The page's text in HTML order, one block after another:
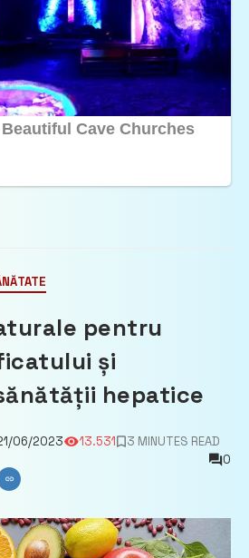
pentru
și
hepatice
06/2023 13.531
3 MINUTES READ
0